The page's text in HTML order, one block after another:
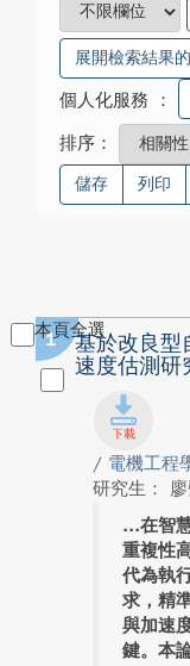
展開檢索結果
個人化服務 ：
排序：
儲存 列印
本頁全選
1
基於改良型
速度估測研
/ 電機工程
研究生：
在智
重複性
代為執
求，精
與加速
鍵。本